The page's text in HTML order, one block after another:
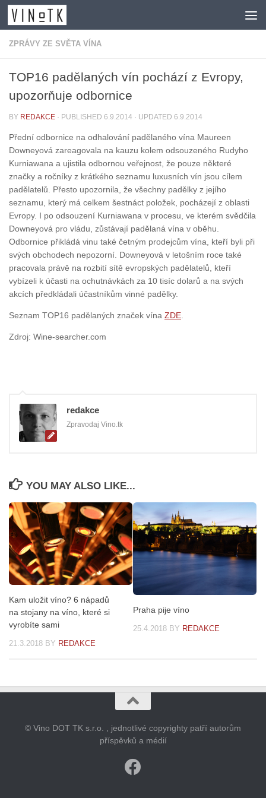
Skip to content
ZPRÁVY ZE SVĚTA VÍNA
TOP16 padělaných vín pochází z Evropy,
upozorňuje odbornice
BY REDAKCE · PUBLISHED 6.9.2014 · UPDATED 6.9.2014
Přední odbornice na odhalování padělaného vína Maureen
Downeyová zareagovala na kauzu kolem odsouzeného Rudyho
Kurniawana a ujistila odbornou veřejnost, že pouze některé
značky a ročníky z krátkého seznamu luxusních vín jsou cílem
padělatelů. Přesto upozornila, že všechny padělky z jejího
seznamu, který má celkem šestnáct položek, pocházejí z oblasti
Evropy. I po odsouzení Kurniawana v procesu, ve kterém svědčila
Downeyová pro vládu, zůstávají padělaná vína v oběhu.
Odbornice přikládá vinu také četným prodejcům vína, kteří byli při
svých obchodech nepozorní. Downeyová v letošním roce také
pracovala právě na rozbití sítě evropských padělatelů, kteří
vybízeli k účasti na ochutnávkách za 10 tisíc dolarů a na svých
akcích předkládali účastníkům vinné padělky.
Seznam TOP16 padělaných značek vína ZDE.
Zdroj: Wine-searcher.com
redakce
Zpravodaj Vino.tk
YOU MAY ALSO LIKE...
Kam uložit víno? 6 nápadů
na stojany na víno, které si
vyrobíte sami
21.3.2018 BY REDAKCE
Praha pije víno
25.4.2018 BY REDAKCE
© Vino DOT TK s.r.o. , jednotlivé copyrighty patří autorům
příspěvků a médií